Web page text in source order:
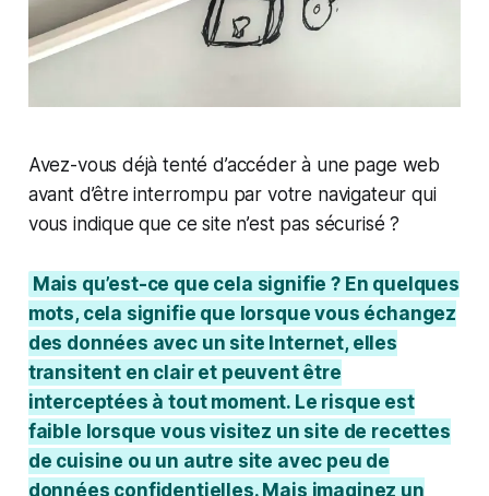
Avez-vous déjà tenté d’accéder à une page web
avant d’être interrompu par votre navigateur qui
vous indique que ce site n’est pas sécurisé ?
Mais qu’est-ce que cela signifie ? En quelques
mots, cela signifie que lorsque vous échangez
des données avec un site Internet, elles
transitent en clair et peuvent être
interceptées à tout moment. Le risque est
faible lorsque vous visitez un site de recettes
de cuisine ou un autre site avec peu de
données confidentielles. Mais imaginez un